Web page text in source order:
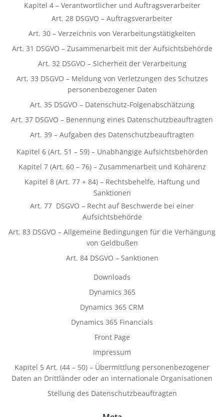
Kapitel 4 – Verantwortlicher und Auftragsverarbeiter
Art. 28 DSGVO – Auftragsverarbeiter
Art. 30 – Verzeichnis von Verarbeitungstätigkeiten
Art. 31 DSGVO – Zusammenarbeit mit der Aufsichtsbehörde
Art. 32 DSGVO – Sicherheit der Verarbeitung
Art. 33 DSGVO – Meldung von Verletzungen des Schutzes
personenbezogener Daten
Art. 35 DSGVO – Datenschutz-Folgenabschätzung
Art. 37 DSGVO – Benennung eines Datenschutzbeauftragten
Art. 39 – Aufgaben des Datenschutzbeauftragten
Kapitel 6 (Art. 51 – 59) – Unabhängige Aufsichtsbehörden
Kapitel 7 (Art. 60 – 76) – Zusammenarbeit und Kohärenz
Kapitel 8 (Art. 77 + 84) – Rechtsbehelfe, Haftung und
Sanktionen
Art. 77 DSGVO – Recht auf Beschwerde bei einer
Aufsichtsbehörde
Art. 83 DSGVO – Allgemeine Bedingungen für die Verhängung
von Geldbußen
Art. 84 DSGVO – Sanktionen
Downloads
Dynamics 365
Dynamics 365 CRM
Dynamics 365 Financials
Front Page
Impressum
Kapitel 5 Art. (44 – 50) – Übermittlung personenbezogener
Daten an Drittländer oder an internationale Organisationen
Stellung des Datenschutzbeauftragten